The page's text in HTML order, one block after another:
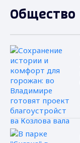
Общество